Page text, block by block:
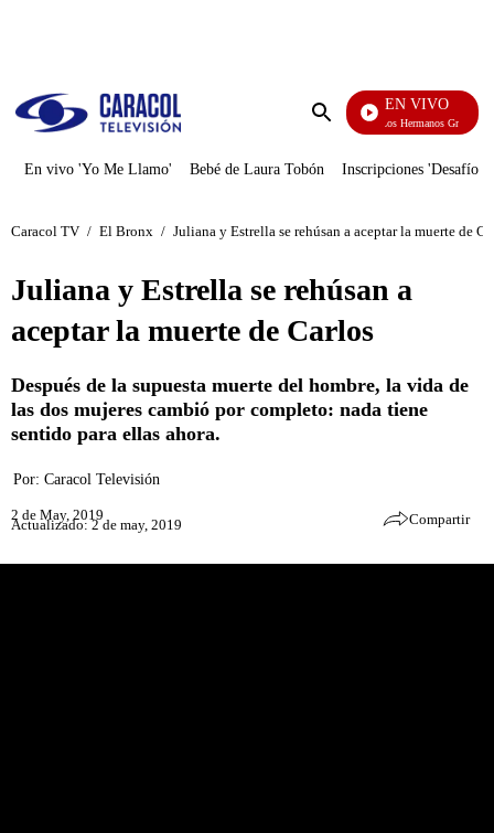
Enviar
EN VIVO
Cuentos De Los Hermanos Grimm
En vivo 'Yo Me Llamo' Bebé de Laura Tobón Inscripciones 'Desafío'
Caracol TV / El Bronx / Juliana y Estrella se rehúsan a aceptar la muerte de
Juliana y Estrella se rehúsan a
aceptar la muerte de Carlos
Después de la supuesta muerte del hombre, la vida de
las dos mujeres cambió por completo: nada tiene
sentido para ellas ahora.
Por: Caracol Televisión
2 de May, 2019
Actualizado: 2 de may, 2019 Compartir